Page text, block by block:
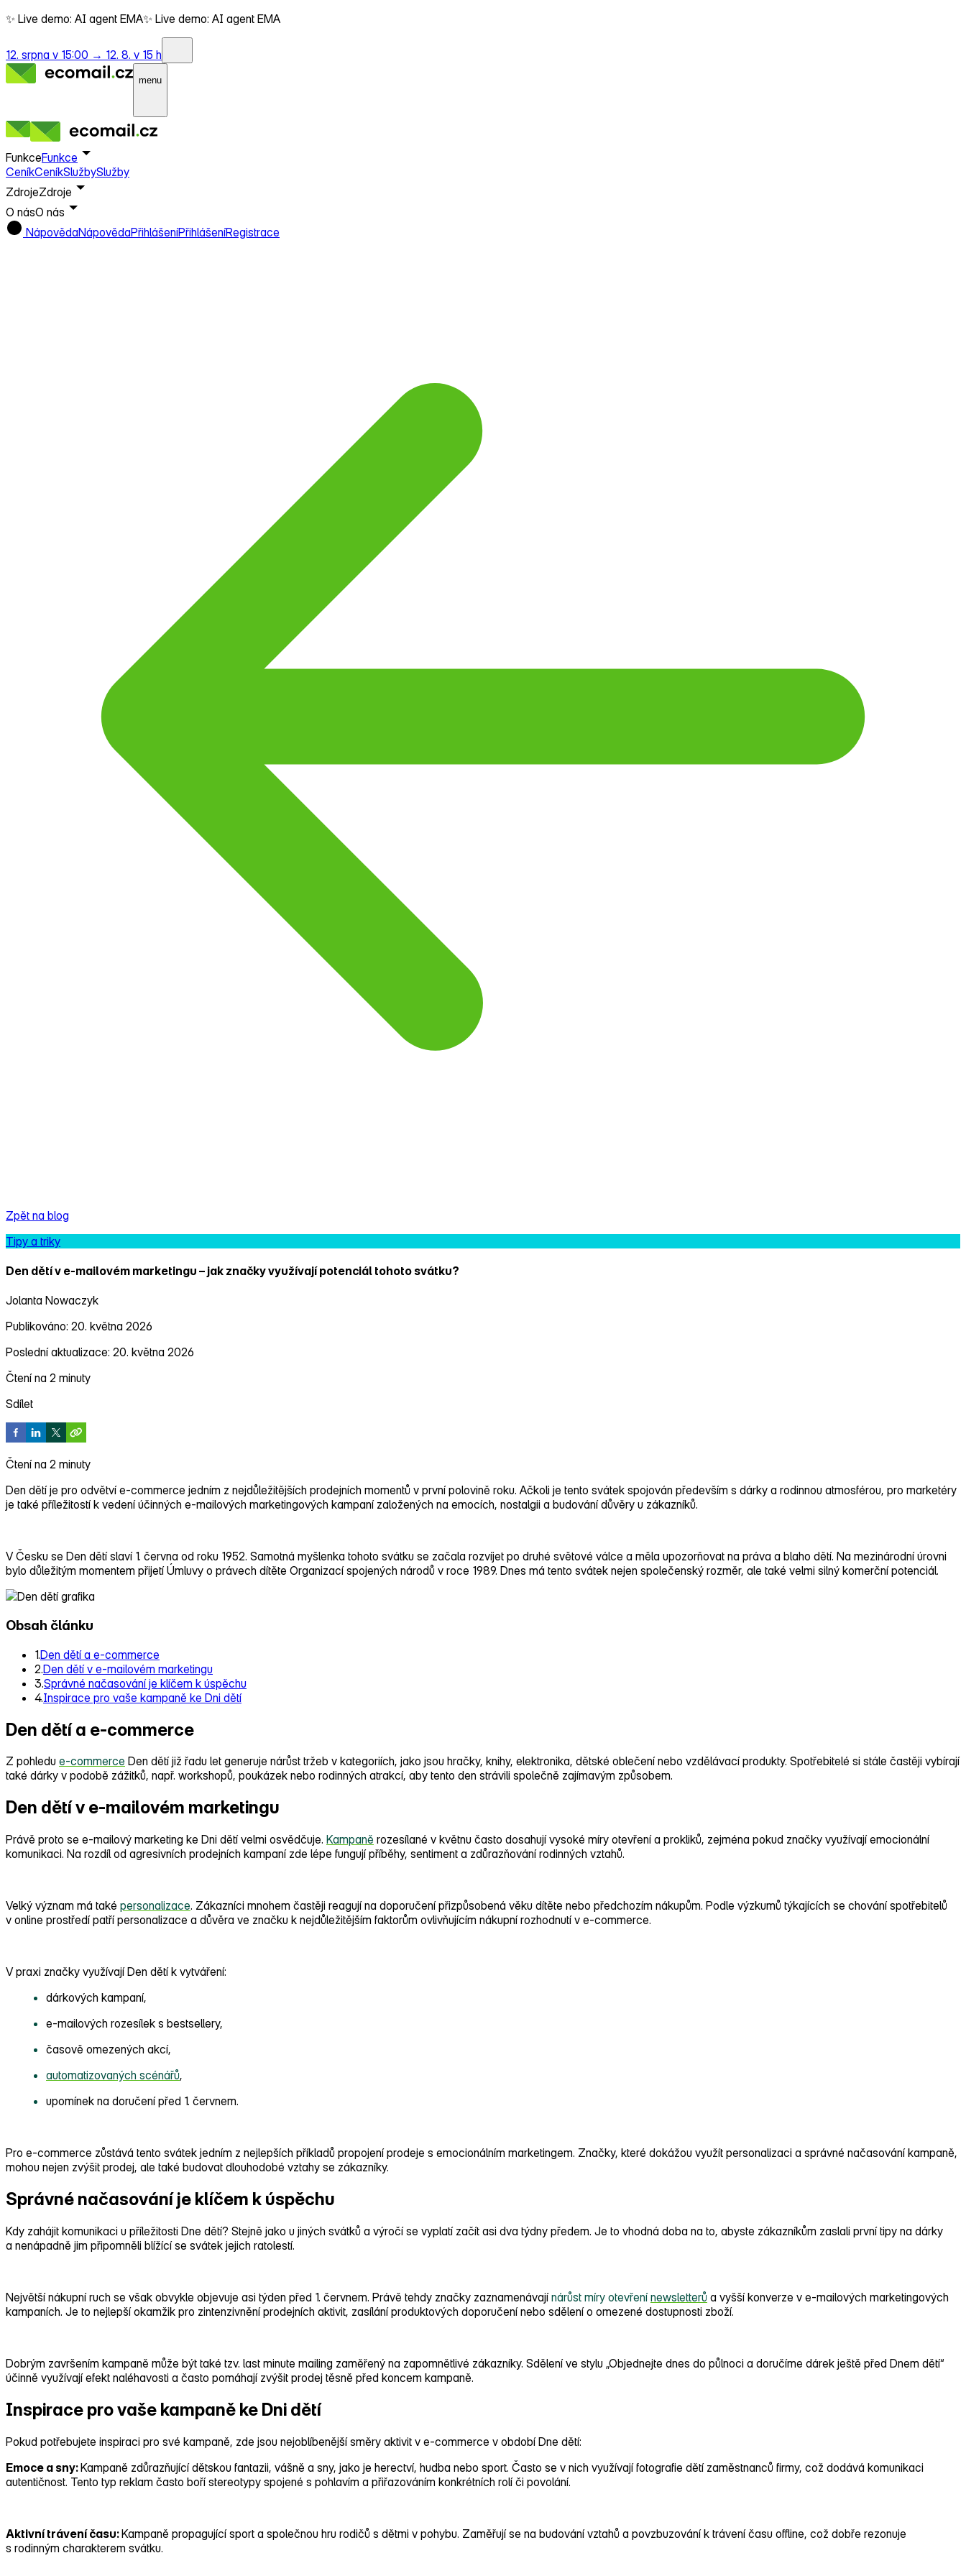
✨ Live demo: AI agent EMA✨ Live demo: AI agent EMA
12. srpna v 15:00 → 12. 8. v 15 h
menu
FunkceFunkce
CeníkCeníkSlužbySlužby
ZdrojeZdroje
O násO nás
NápovědaNápovědaPřihlášeníPřihlášeníRegistrace
Zpět na blog
Tipy a triky
Den dětí v e‑mailovém marketingu – jak značky využívají potenciál tohoto svátku?
Jolanta Nowaczyk
Publikováno: 20. května 2026
Poslední aktualizace: 20. května 2026
Čtení na 2 minuty
Sdílet
Čtení na 2 minuty
Den dětí je pro odvětví e‑commerce jedním z nejdůležitějších prodejních momentů v první polovině roku. Ačkoli je tento svátek spojován především s dárky a rodinnou atmosférou, pro marketéry
je také příležitostí k vedení účinných e‑mailových marketingových kampaní založených na emocích, nostalgii a budování důvěry u zákazníků.
V Česku se Den dětí slaví 1. června od roku 1952. Samotná myšlenka tohoto svátku se začala rozvíjet po druhé světové válce a měla upozorňovat na práva a blaho dětí. Na mezinárodní úrovni
bylo důležitým momentem přijetí Úmluvy o právech dítěte Organizací spojených národů v roce 1989. Dnes má tento svátek nejen společenský rozměr, ale také velmi silný komerční potenciál.
Obsah článku
1.Den dětí a e-commerce
2.Den dětí v e-mailovém marketingu
3.Správné načasování je klíčem k úspěchu
4.Inspirace pro vaše kampaně ke Dni dětí
Den dětí a e-commerce
Z pohledu e‑commerce Den dětí již řadu let generuje nárůst tržeb v kategoriích, jako jsou hračky, knihy, elektronika, dětské oblečení nebo vzdělávací produkty. Spotřebitelé si stále častěji vybírají
také dárky v podobě zážitků, např. workshopů, poukázek nebo rodinných atrakcí, aby tento den strávili společně zajímavým způsobem.
Den dětí v e-mailovém marketingu
Právě proto se e‑mailový marketing ke Dni dětí velmi osvědčuje. Kampaně rozesílané v květnu často dosahují vysoké míry otevření a prokliků, zejména pokud značky využívají emocionální
komunikaci. Na rozdíl od agresivních prodejních kampaní zde lépe fungují příběhy, sentiment a zdůrazňování rodinných vztahů.
Velký význam má také personalizace. Zákazníci mnohem častěji reagují na doporučení přizpůsobená věku dítěte nebo předchozím nákupům. Podle výzkumů týkajících se chování spotřebitelů
v online prostředí patří personalizace a důvěra ve značku k nejdůležitějším faktorům ovlivňujícím nákupní rozhodnutí v e‑commerce.
V praxi značky využívají Den dětí k vytváření:
dárkových kampaní,
e‑mailových rozesílek s bestsellery,
časově omezených akcí,
automatizovaných scénářů,
upomínek na doručení před 1. červnem.
Pro e‑commerce zůstává tento svátek jedním z nejlepších příkladů propojení prodeje s emocionálním marketingem. Značky, které dokážou využít personalizaci a správné načasování kampaně,
mohou nejen zvýšit prodej, ale také budovat dlouhodobé vztahy se zákazníky.
Správné načasování je klíčem k úspěchu
Kdy zahájit komunikaci u příležitosti Dne dětí? Stejně jako u jiných svátků a výročí se vyplatí začít asi dva týdny předem. Je to vhodná doba na to, abyste zákazníkům zaslali první tipy na dárky
a nenápadně jim připomněli blížící se svátek jejich ratolestí.
Největší nákupní ruch se však obvykle objevuje asi týden před 1. červnem. Právě tehdy značky zaznamenávajínárůst míry otevření newsletterů a vyšší konverze v e‑mailových marketingových
kampaních. Je to nejlepší okamžik pro zintenzivnění prodejních aktivit, zasílání produktových doporučení nebo sdělení o omezené dostupnosti zboží.
Dobrým završením kampaně může být také tzv. last minute mailing zaměřený na zapomnětlivé zákazníky. Sdělení ve stylu „Objednejte dnes do půlnoci a doručíme dárek ještě před Dnem dětí“
účinně využívají efekt naléhavosti a často pomáhají zvýšit prodej těsně před koncem kampaně.
Inspirace pro vaše kampaně ke Dni dětí
Pokud potřebujete inspiraci pro své kampaně, zde jsou nejoblíbenější směry aktivit v e‑commerce v období Dne dětí:
Emoce a sny:Kampaně zdůrazňující dětskou fantazii, vášně a sny, jako je herectví, hudba nebo sport. Často se v nich využívají fotografie dětí zaměstnanců firmy, což dodává komunikaci
autentičnost. Tento typ reklam často boří stereotypy spojené s pohlavím a přiřazováním konkrétních rolí či povolání.
Aktivní trávení času:Kampaně propagující sport a společnou hru rodičů s dětmi v pohybu. Zaměřují se na budování vztahů a povzbuzování k trávení času offline, což dobře rezonuje
s rodinným charakterem svátku.